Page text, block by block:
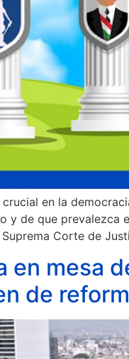
en la
y de que
Corte de
mesa
de